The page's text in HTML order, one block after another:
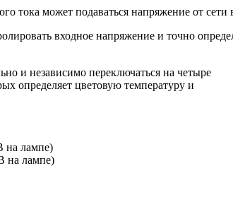
тока может подаваться напряжение от
входное напряжение и точно
и независимо переключаться на четыре
определяет цветовую температуру и
на лампе)
на лампе)